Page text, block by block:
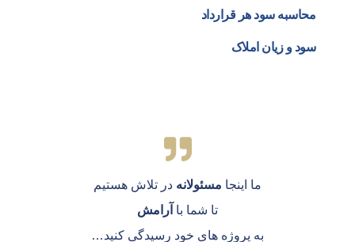
محاسبه سود هر قرارداد
سود و زیان املاک
ما اینجا مسئولانه در تلاش هستیم
تا شما با آرامش
به پروژه های خود رسیدگی کنید…